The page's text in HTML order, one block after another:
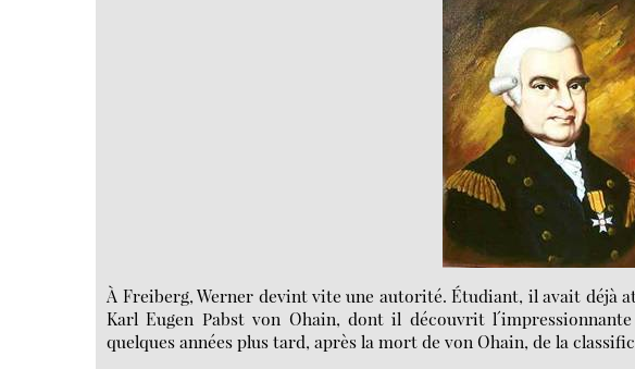
À Freiberg, Werner devint vite une autorité. Étudiant, il avait déjà
Karl Eugen Pabst von Ohain, dont il découvrit
quelques années plus tard, après la mort de von Ohain, de la